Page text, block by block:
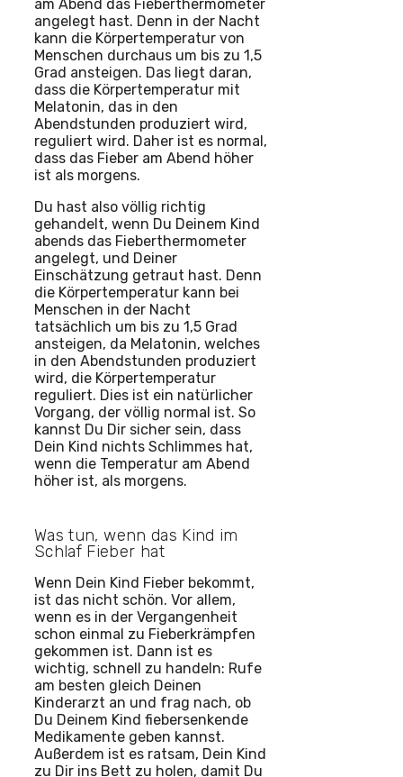
am Abend das Fieberthermometer
angelegt hast. Denn in der Nacht
kann die Körpertemperatur von
Menschen durchaus um bis zu 1,5
Grad ansteigen. Das liegt daran,
dass die Körpertemperatur mit
Melatonin, das in den
Abendstunden produziert wird,
reguliert wird. Daher ist es normal,
dass das Fieber am Abend höher
ist als morgens.
Du hast also völlig richtig
gehandelt, wenn Du Deinem Kind
abends das Fieberthermometer
angelegt, und Deiner
Einschätzung getraut hast. Denn
die Körpertemperatur kann bei
Menschen in der Nacht
tatsächlich um bis zu 1,5 Grad
ansteigen, da Melatonin, welches
in den Abendstunden produziert
wird, die Körpertemperatur
reguliert. Dies ist ein natürlicher
Vorgang, der völlig normal ist. So
kannst Du Dir sicher sein, dass
Dein Kind nichts Schlimmes hat,
wenn die Temperatur am Abend
höher ist, als morgens.
Was tun, wenn das Kind im
Schlaf Fieber hat
Wenn Dein Kind Fieber bekommt,
ist das nicht schön. Vor allem,
wenn es in der Vergangenheit
schon einmal zu Fieberkrämpfen
gekommen ist. Dann ist es
wichtig, schnell zu handeln: Rufe
am besten gleich Deinen
Kinderarzt an und frag nach, ob
Du Deinem Kind fiebersenkende
Medikamente geben kannst.
Außerdem ist es ratsam, Dein Kind
zu Dir ins Bett zu holen, damit Du